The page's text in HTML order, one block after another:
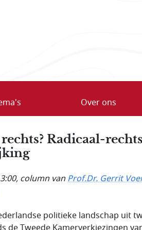
Over ons
Radicaal-
, column vanProf.Dr. Gerrit
politieke landschap uit